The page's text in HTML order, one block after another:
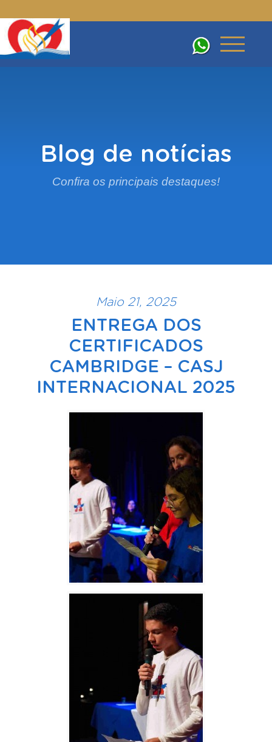
Blog de notícias
Confira os principais destaques!
Maio 21, 2025
ENTREGA DOS
CERTIFICADOS
CAMBRIDGE – CASJ
INTERNACIONAL 2025